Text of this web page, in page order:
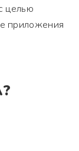
целью
приложения